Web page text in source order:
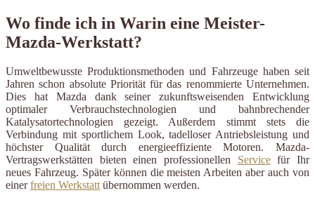
Wo finde ich in Warin eine Meister-
Mazda-Werkstatt?
Umweltbewusste Produktionsmethoden und Fahrzeuge haben seit
Jahren schon absolute Priorität für das renommierte Unternehmen.
Dies hat Mazda dank seiner zukunftsweisenden Entwicklung
optimaler Verbrauchstechnologien und bahnbrechender
Katalysatortechnologien gezeigt. Außerdem stimmt stets die
Verbindung mit sportlichem Look, tadelloser Antriebsleistung und
höchster Qualität durch energieeffiziente Motoren. Mazda-
Vertragswerkstätten bieten einen professionellen Servicefür Ihr
neues Fahrzeug. Später können die meisten Arbeiten aber auch von
einerfreien Werkstattübernommen werden.